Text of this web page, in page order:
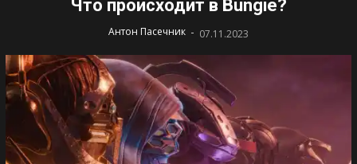
Что происходит в Bungie?
Антон Пасечник - 07.11.2023